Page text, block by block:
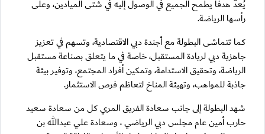
يُعدُّ هدفًا يطمح الجميع في الوصول إليه في شتى الميادين، وعلى
رأسها الرياضة.
كما تتماشى البطولة مع أجندة دبي الاقتصادية، وتسهم في تعزيز
جاهزية دبي لريادة المستقبل، خاصة في ما يتعلق بصناعة مستقبل
الرياضة، وتحقيق الاستدامة، وتمكين أفراد المجتمع، وتوفير بيئة
جاذبة للمواهب، وتهيئة المناخ لتعاظم فرص الاستثمار.
شهد البطولة إلى جانب سعادة الفريق المري كل من سعادة سعيد
حارب أمين عام مجلس دبي الرياضي ، وسعادة علي عبدالله بن